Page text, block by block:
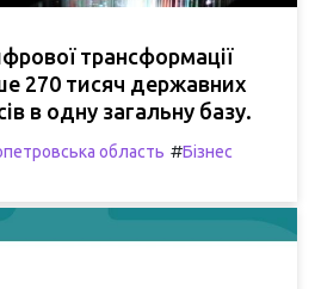
трансформації
270 тисяч державних
в одну загальну базу.
область #Бізнес